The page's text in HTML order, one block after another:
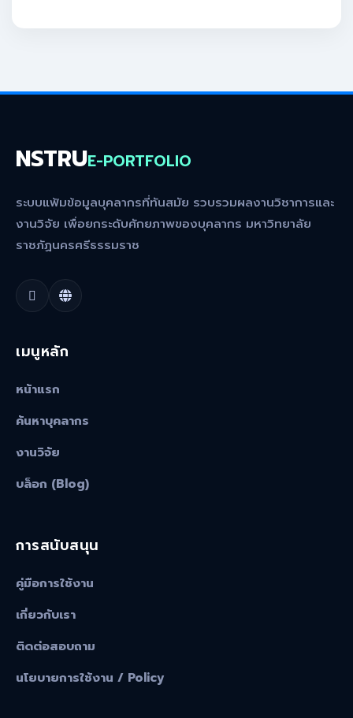
NSTRUE-PORTFOLIO
ระบบแฟ้มข้อมูลบุคลากรที่ทันสมัย รวบรวมผลงานวิชาการและ
งานวิจัย เพื่อยกระดับศักยภาพของบุคลากร มหาวิทยาลัย
ราชภัฏนครศรีธรรมราช
เมนูหลัก
หน้าแรก
ค้นหาบุคลากร
งานวิจัย
บล็อก (Blog)
การสนับสนุน
คู่มือการใช้งาน
เกี่ยวกับเรา
ติดต่อสอบถาม
นโยบายการใช้งาน / Policy